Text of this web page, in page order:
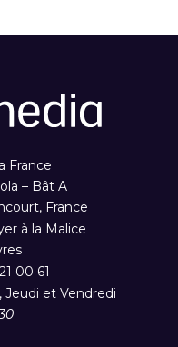
France
– Bât A
France
à la Malice
00 61
Jeudi et Vendredi